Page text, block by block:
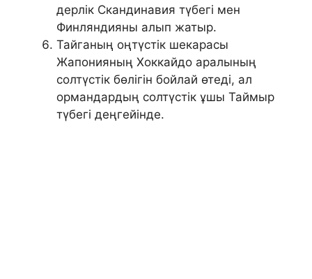
дерлік Скандинавия түбегі мен
Финляндияны алып жатыр.
Тайганың оңтүстік шекарасы
Жапонияның Хоккайдо аралының
солтүстік бөлігін бойлай өтеді, ал
ормандардың солтүстік ұшы Таймыр
түбегі деңгейінде.